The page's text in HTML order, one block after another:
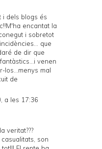
i dels blogs és
encantat la
i sobretot
que
de dir que
venen
los...menys mal
de
a les 17:36
veritat???
son